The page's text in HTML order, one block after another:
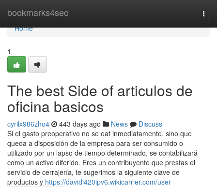
bookmarks4seo
Home
Home
1
The best Side of articulos de
oficina basicos
cyrilx986zho4 443 days ago News
Discuss
Si el gasto preoperativo no se eat inmediatamente, sino que
queda a disposición de la empresa para ser consumido o
utilizado por un lapso de tiempo determinado, se contabilizará
como un activo diferido. Eres un contribuyente que prestas el
servicio de cerrajería, te sugerimos la siguiente clave de
productos y https://davidi420ipv6.wikicarrier.com/user